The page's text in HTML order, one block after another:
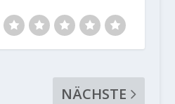
NÄCHSTE